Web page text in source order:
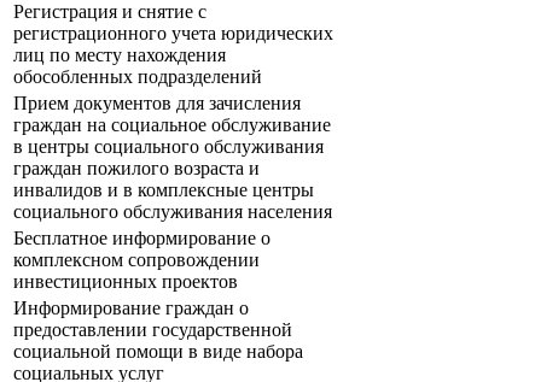
Регистрация и снятие с
регистрационного учета юридических
лиц по месту нахождения
обособленных подразделений
Прием документов для зачисления
граждан на социальное обслуживание
в центры социального обслуживания
граждан пожилого возраста и
инвалидов и в комплексные центры
социального обслуживания населения
Бесплатное информирование о
комплексном сопровождении
инвестиционных проектов
Информирование граждан о
предоставлении государственной
социальной помощи в виде набора
социальных услуг